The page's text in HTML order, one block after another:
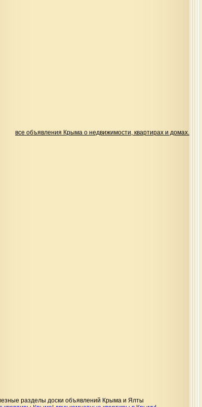
все объявления Крыма о недвижимости, квартирах и домах.
разделы доски объявлений Крыма и Ялты